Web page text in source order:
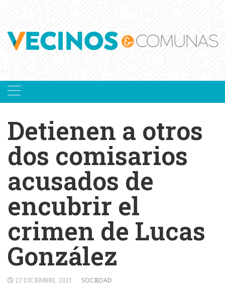
Detienen a otros
dos comisarios
acusados de
encubrir el
crimen de Lucas
González
27 DICIEMBRE, 2021 SOCIEDAD